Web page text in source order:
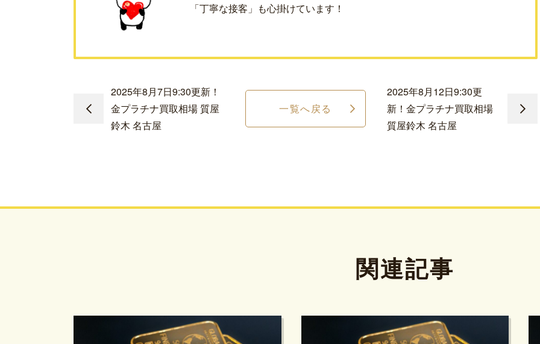
「丁寧な接客」も心掛けています！
2025年8月7日9:30更新！
金プラチナ買取相場 質屋
鈴木 名古屋
一覧へ戻る
2025年8月12日9:30更
新！金プラチナ買取相場
質屋鈴木 名古屋
関連記事